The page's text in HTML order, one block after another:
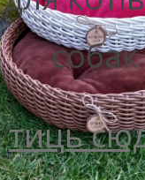
собак
тиць